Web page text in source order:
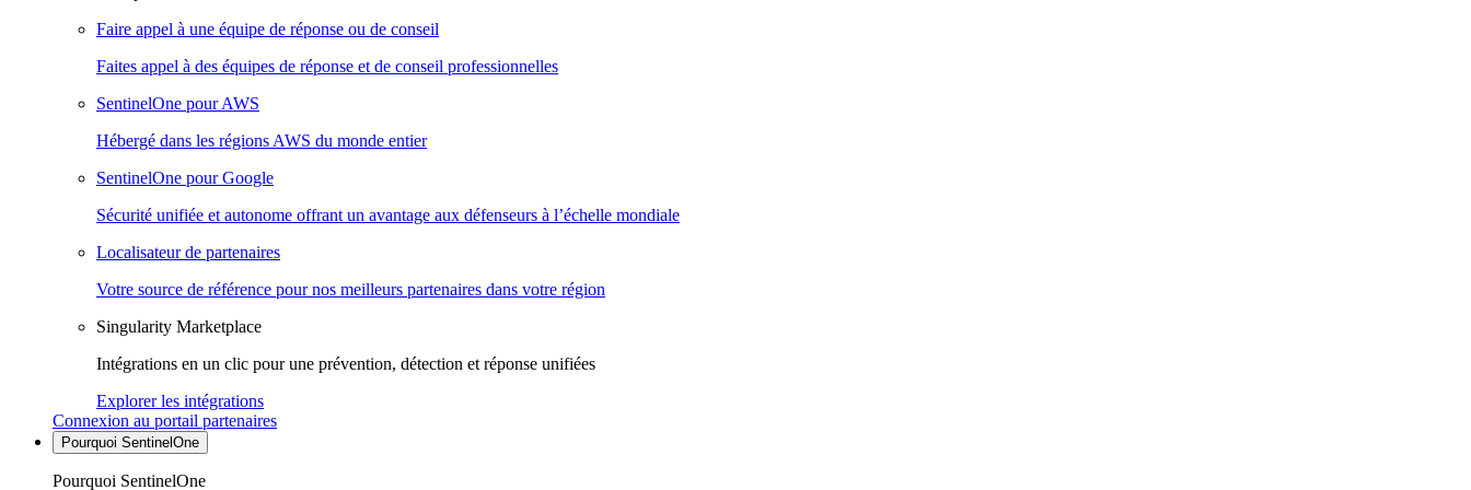
Faire appel à une équipe de réponse ou de conseil
Faites appel à des équipes de réponse et de conseil professionnelles
SentinelOne pour AWS
Hébergé dans les régions AWS du monde entier
SentinelOne pour Google
Sécurité unifiée et autonome offrant un avantage aux défenseurs à l’échelle mondiale
Localisateur de partenaires
Votre source de référence pour nos meilleurs partenaires dans votre région
Singularity Marketplace
Intégrations en un clic pour une prévention, détection et réponse unifiées
Explorer les intégrations
Connexion au portail partenaires
Pourquoi SentinelOne
Pourquoi SentinelOne